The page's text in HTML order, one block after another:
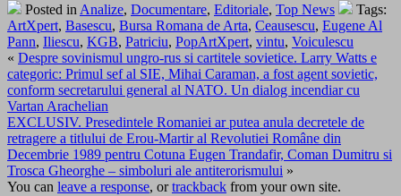
Posted in Analize, Documentare, Editoriale, Top News
Tags:
ArtXpert, Basescu, Bursa Romana de Arta, Ceausescu, Eugene Al
Pann, Iliescu, KGB, Patriciu, PopArtXpert, vintu, Voiculescu
« Despre sovinismul ungro-rus si cartitele sovietice. Larry Watts e
categoric: Primul sef al SIE, Mihai Caraman, a fost agent sovietic,
conform secretarului general al NATO. Un dialog incendiar cu
Vartan Arachelian
EXCLUSIV. Presedintele Romaniei ar putea anula decretele de
retragere a titlului de Erou-Martir al Revolutiei Române din
Decembrie 1989 pentru Cotuna Eugen Trandafir, Coman Dumitru si
Trosca Gheorghe – simboluri ale antiterorismului »
You can leave a response, ortrackback from your own site.